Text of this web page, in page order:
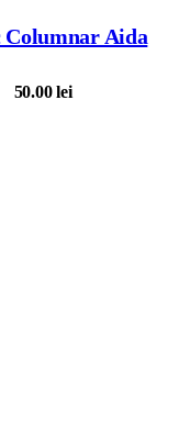
Columnar Aida
50.00lei